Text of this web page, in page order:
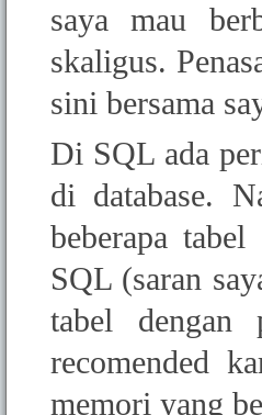
saya mau
skaligus.
sini bersama
Di SQL ada
di database.
beberapa
SQL (saran
tabel dengan
recomended
memori yang